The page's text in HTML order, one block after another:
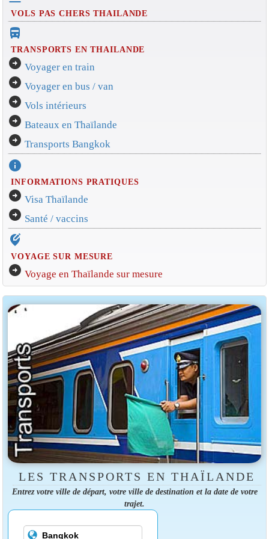
VOLS PAS CHERS THAILANDE
directions_bus_filled
TRANSPORTS EN THAILANDE
arrow_circle_right Voyager en train
arrow_circle_right Voyager en bus / van
arrow_circle_right Vols intérieurs
arrow_circle_right Bateaux en Thaïlande
arrow_circle_right Transports Bangkok
info
INFORMATIONS PRATIQUES
arrow_circle_right Visa Thaïlande
arrow_circle_right Santé / vaccins
edit_location_alt
VOYAGE SUR MESURE
arrow_circle_right Voyage en Thaïlande sur mesure
LES TRANSPORTS EN THAÏLANDE
Entrez votre ville de départ, votre ville de destination et la date de votre
trajet.